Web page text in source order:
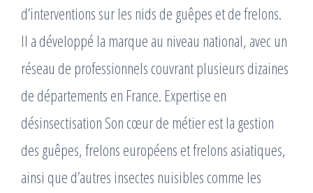
d’interventions sur les nids de guêpes et de frelons. ​
Il a développé la marque au niveau national, avec un
réseau de professionnels couvrant plusieurs dizaines
de départements en France. Expertise en
désinsectisation Son cœur de métier est la gestion
des guêpes, frelons européens et frelons asiatiques,
ainsi que d’autres insectes nuisibles comme les